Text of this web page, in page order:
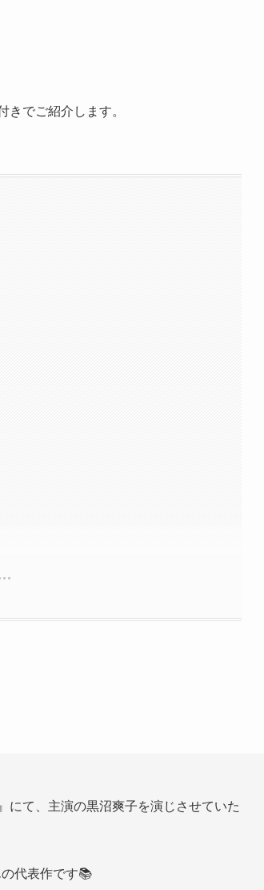
でご紹介します。
にて、主演の黒沼爽子を演じさせていた
代表作です📚